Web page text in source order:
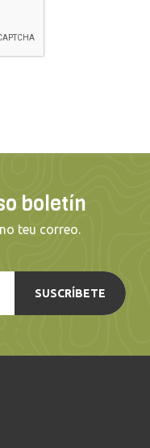
boletín
teu correo.
SUSCRÍBETE